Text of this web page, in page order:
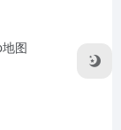
图